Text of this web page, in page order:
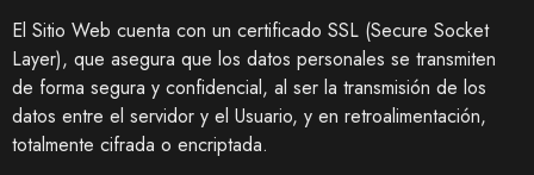
El Sitio Web cuenta con un certificado SSL (Secure Socket
Layer), que asegura que los datos personales se transmiten
de forma segura y confidencial, al ser la transmisión de los
datos entre el servidor y el Usuario, y en retroalimentación,
totalmente cifrada o encriptada.